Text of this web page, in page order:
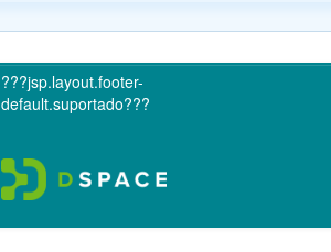
???jsp.layout.footer-
default.suportado???